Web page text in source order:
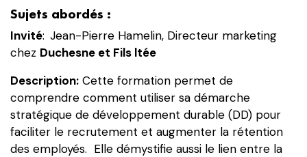
employés,
pérennité
de
l’organisation
et
le
développement
durable
Sujets abordés :
Invité: Jean-Pierre Hamelin, Directeur marketing
chez Duchesne et Fils ltée
Description: Cette formation permet de
comprendre comment utiliser sa démarche
stratégique de développement durable (DD) pour
faciliter le recrutement et augmenter la rétention
des employés. Elle démystifie aussi le lien entre la